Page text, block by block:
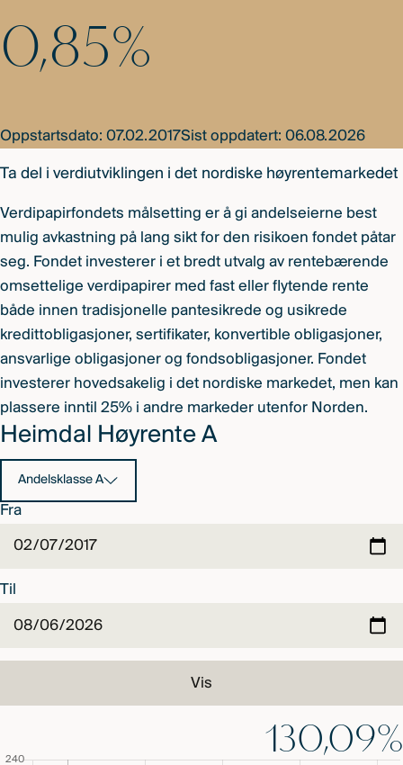
Ta del i verdiutviklingen i det nordiske høyrentemarkedet
Verdipapirfondets målsetting er å gi andelseierne best
mulig avkastning på lang sikt for den risikoen fondet påtar
seg. Fondet investerer i et bredt utvalg av rentebærende
omsettelige verdipapirer med fast eller flytende rente
både innen tradisjonelle pantesikrede og usikrede
kredittobligasjoner, sertifikater, konvertible obligasjoner,
ansvarlige obligasjoner og fondsobligasjoner. Fondet
investerer hovedsakelig i det nordiske markedet, men kan
plassere inntil 25% i andre markeder utenfor Norden.
Heimdal Høyrente A
Andelsklasse A
Fra
Til
Vis
130,09%
0,85%
Oppstartsdato: 07.02.2017Sist oppdatert: 06.08.2026